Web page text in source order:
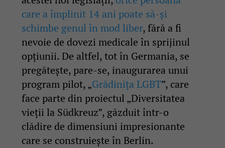
care a împlinit 14 ani poate să-și
schimbe genul în mod liber, fără a fi
nevoie de dovezi medicale în sprijinul
opțiunii. De altfel, tot în Germania, se
pregătește, pare-se, inaugurarea unui
program pilot, „Grădinița LGBT”, care
face parte din proiectul „Diversitatea
vieții la Südkreuz”, găzduit într-o
clădire de dimensiuni impresionante
care se construiește în Berlin.